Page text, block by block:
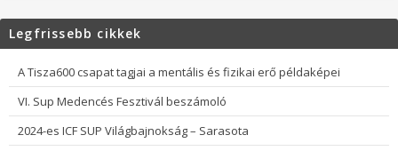
Legfrissebb cikkek
A Tisza600 csapat tagjai a mentális és fizikai erő példaképei
VI. Sup Medencés Fesztivál beszámoló
2024-es ICF SUP Világbajnokság – Sarasota